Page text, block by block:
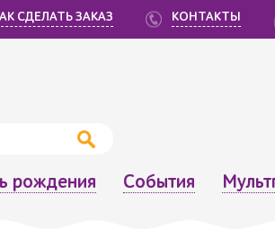
СДЕЛАТЬ ЗАКАЗ КОНТАКТЫ
рождения События